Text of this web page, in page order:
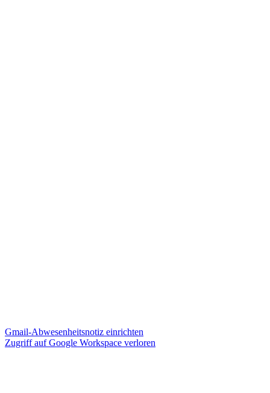
Gmail-Abwesenheitsnotiz einrichten
Zugriff auf Google Workspace verloren